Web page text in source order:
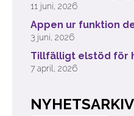
11 juni, 2026
Appen ur funktion
3 juni, 2026
Tillfälligt elstöd för
7 april, 2026
NYHETSARKIV